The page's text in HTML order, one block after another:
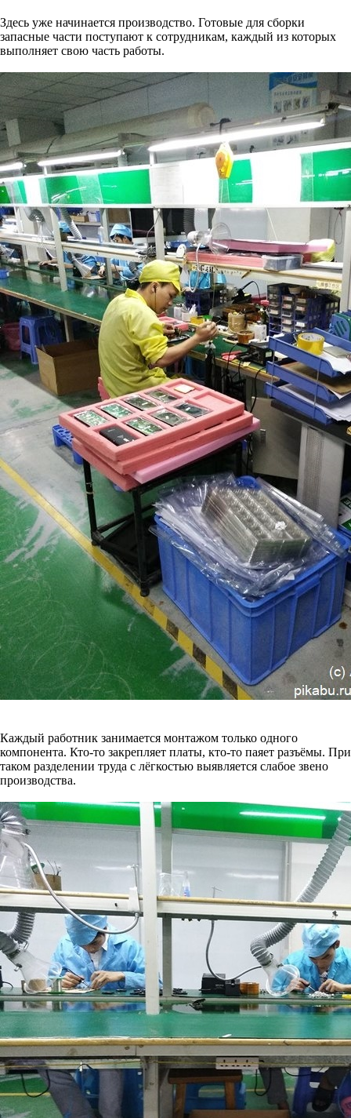
Здесь уже начинается производство. Готовые для сборки
запасные части поступают к сотрудникам, каждый из которых
выполняет свою часть работы.
Каждый работник занимается монтажом только одного
компонента. Кто-то закрепляет платы, кто-то паяет разъёмы. При
таком разделении труда с лёгкостью выявляется слабое звено
производства.